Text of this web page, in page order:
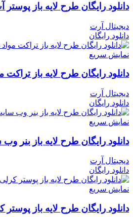
دانلود رایگان طرح لايه باز پوستر
دیجیتال آرت
دانلود رایگان
نمایش سریع
دانلود رایگان طرح لايه باز تراکت
دیجیتال آرت
دانلود رایگان
نمایش سریع
دانلود رایگان طرح لایه باز بنر
دیجیتال آرت
دانلود رایگان
نمایش سریع
دانلود رایگان طرح لایه باز پوستر